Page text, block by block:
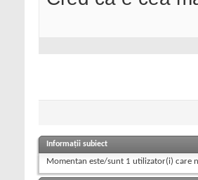
Informații subiect
Momentan este/sunt 1 utilizator(i) care